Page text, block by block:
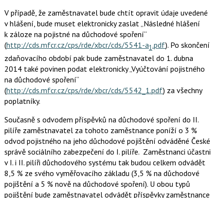
V případě, že zaměstnavatel bude chtít opravit údaje uvedené
v hlášení, bude muset elektronicky zaslat „Následné hlášení
k záloze na pojistné na důchodové spoření“
(http://cds.mfcr.cz/cps/rde/xbcr/cds/5541-a1.pdf). Po skončení
zdaňovacího období pak bude zaměstnavatel do 1. dubna
2014 také povinen podat elektronicky „Vyúčtování pojistného
na důchodové spoření“
(http://cds.mfcr.cz/cps/rde/xbcr/cds/554­2_1.pdf) za všechny
poplatníky.
Současně s odvodem příspěvků na důchodové spoření do II.
pilíře zaměstnavatel za tohoto zaměstnance poníží o 3 %
odvod pojistného na jeho důchodové pojištění odváděné České
správě sociálního zabezpečení do I. pilíře. Zaměstnanci účastni
v I. i II. pilíři důchodového systému tak budou celkem odvádět
8,5 % ze svého vyměřovacího základu (3,5 % na důchodové
pojištění a 5 % nově na důchodové spoření). U obou typů
pojištění bude zaměstnavatel odvádět příspěvky zaměstnance